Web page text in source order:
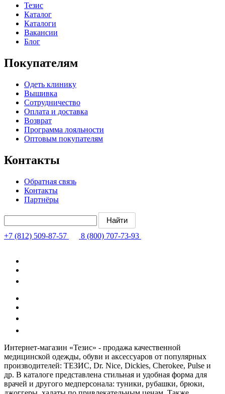
Тезис
Каталог
Каталоги
Вакансии
Блог
Покупателям
Одеть клинику
Вышивка
Сотрудничество
Оплата и доставка
Возврат
Программа лояльности
Оптовым покупателям
Контакты
Обратная связь
Контакты
Партнёры
+7 (812) 509-87-57 8 (800) 707-73-93
Интернет-магазин «Тезис» - продажа качественной
медицинской одежды, обуви и аксессуаров от популярных
производителей: ТЕЗИС, Dr. Nice, Dickies, Cherokee, Pulse и
др. В каталоге представлена стильная и удобная форма для
врачей и другого медперсонала: туники, рубашки, брюки,